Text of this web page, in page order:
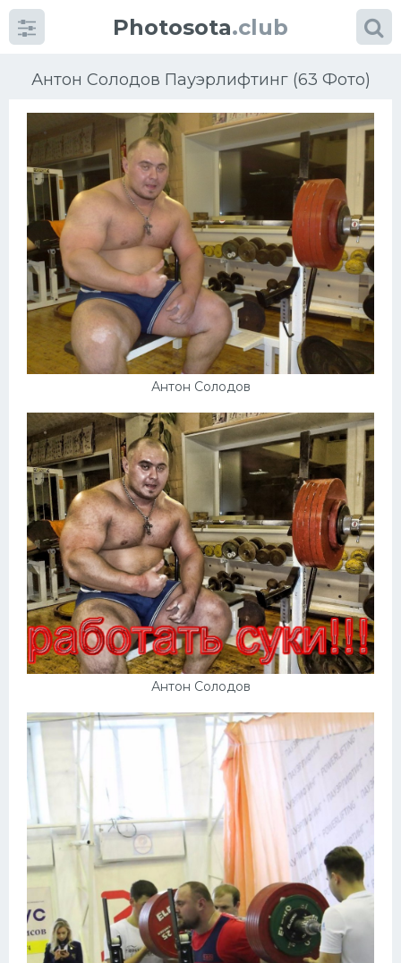
Photosota.club
Антон Солодов Пауэрлифтинг (63 Фото)
Антон Солодов
Антон Солодов
КатегорииФото
Еще картинки...
Футбол
Баскетбол
Хоккей
Конькобежный спорт
Тренажеры
Интерьер квартиры